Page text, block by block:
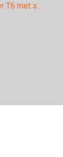
Nóg meer vermogen uit de Transporter T6 met standaard al 150pk.